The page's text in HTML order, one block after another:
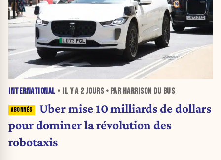
INTERNATIONAL • IL Y A 2 JOURS• PAR HARRISON DU BUS
Uber mise 10 milliards de dollars
pour dominer la révolution des
robotaxis